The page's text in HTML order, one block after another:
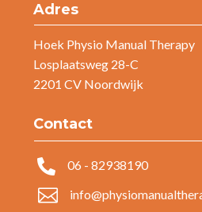
Adres
Hoek Physio Manual Therapy
Losplaatsweg 28-C
2201 CV Noordwijk
Contact
 06 - 82938190
